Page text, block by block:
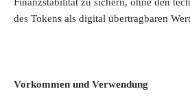
des Tokens als digital übertragbaren
Vorkommen und Verwendung